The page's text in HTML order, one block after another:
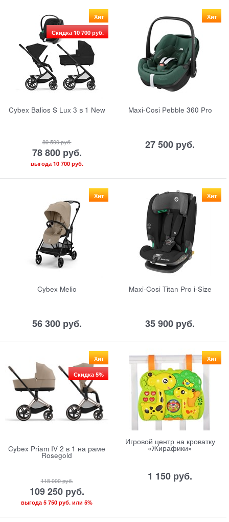
Cybex Balios S Lux 3 в 1 New
89 500 руб.
78 800 руб.
выгода 10 700 руб.
Хит
Скидка 10 700 руб.
Maxi-Cosi Pebble 360 Pro
27 500 руб.
Хит
Cybex Melio
56 300 руб.
Хит
Maxi-Cosi Titan Pro i-Size
35 900 руб.
Хит
Cybex Priam IV 2 в 1 на раме
Rosegold
115 000 руб.
109 250 руб.
выгода 5 750 руб. или 5%
Хит
Скидка 5%
Игровой центр на кроватку
«Жирафики»
1 150 руб.
Хит